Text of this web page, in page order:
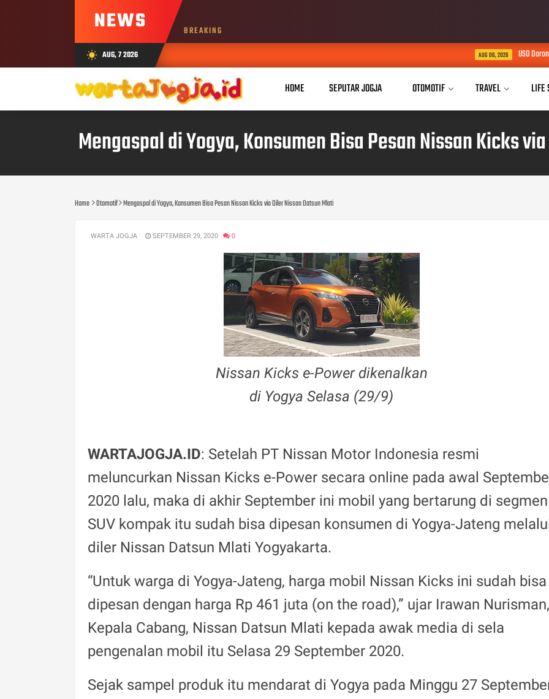
NEWS BREAKING
wb_sunny AUG, 7 2026 USD Dorong
HOME SEPUTAR JOGJA OTOMOTIF TRAVEL LIFE
Mengaspal di Yogya, Konsumen Bisa Pesan Nissan Kicks
Home Otomotif Mengaspal di Yogya, Konsumen Bisa Pesan Nissan Kicks via Diler Nissan Datsun Mlati
WARTA JOGJA SEPTEMBER 29, 2020 0
Nissan Kicks e-Power dikenalkan
di Yogya Selasa (29/9)
WARTAJOGJA.ID: Setelah PT Nissan Motor Indonesia resmi
meluncurkan Nissan Kicks e-Power secara online pada awal
2020 lalu, maka di akhir September ini mobil yang bertarung di segmen
SUV kompak itu sudah bisa dipesan konsumen di Yogya-Jateng
diler Nissan Datsun Mlati Yogyakarta.
“Untuk warga di Yogya-Jateng, harga mobil Nissan Kicks ini sudah bisa
dipesan dengan harga Rp 461 juta (on the road),” ujar Irawan Nurisman,
Kepala Cabang, Nissan Datsun Mlati kepada awak media di sela
pengenalan mobil itu Selasa 29 September 2020.
Sejak sampel produk itu mendarat di Yogya pada Minggu 27